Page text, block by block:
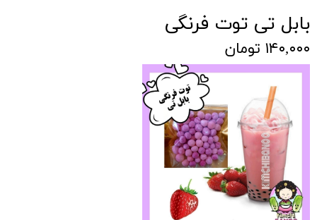
بابل تی توت فرنگی
۱۴۰,۰۰۰ تومان